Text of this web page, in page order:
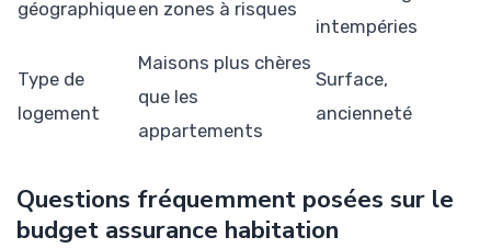
géographiqueen zones à risques
intempéries
Type de
logement
Maisons plus chères
que les
appartements
Surface,
ancienneté
Questions fréquemment posées sur le
budget assurance habitation